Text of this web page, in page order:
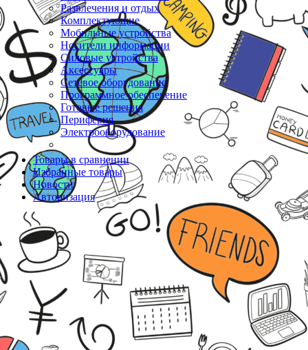
Развлечения и отдых
Комплектующие
Мобильные устройства
Носители информации
Силовые устройства
Аксессуары
Сетевое оборудование
Программное обеспечение
Готовые решения
Периферия
Электрооборудование
Товары в сравнении
Избранные товары
Новости
Авторизация